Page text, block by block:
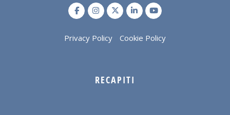
Privacy Policy Cookie Policy
RECAPITI